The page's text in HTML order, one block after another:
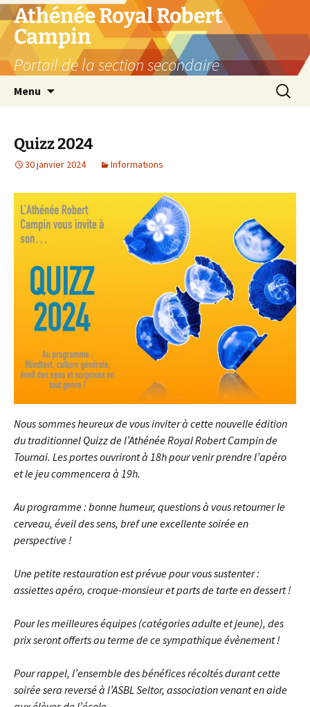
Aller
au
contenu
Athénée Royal Robert
Campin
Portail de la section secondaire
Menu
Quizz 2024
30 janvier 2024 Informations
Nous sommes heureux de vous inviter à cette nouvelle édition
du traditionnel Quizz de l’Athénée Royal Robert Campin de
Tournai. Les portes ouvriront à 18h pour venir prendre l’apéro
et le jeu commencera à 19h.
Au programme : bonne humeur, questions à vous retourner le
cerveau, éveil des sens, bref une excellente soirée en
perspective !
Une petite restauration est prévue pour vous sustenter :
assiettes apéro, croque-monsieur et parts de tarte en dessert !
Pour les meilleures équipes (catégories adulte et jeune), des
prix seront offerts au terme de ce sympathique évènement !
Pour rappel, l’ensemble des bénéfices récoltés durant cette
soirée sera reversé à l’ASBL Seltor, association venant en aide